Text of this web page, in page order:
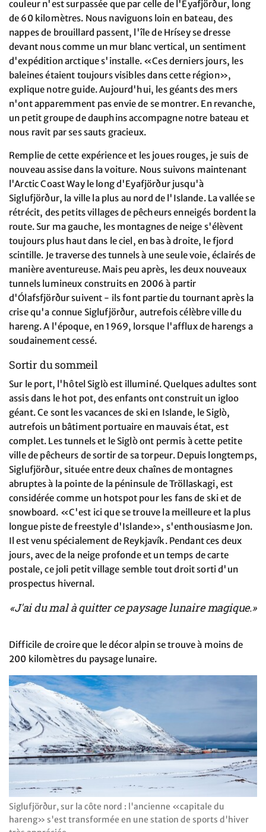
couleur n'est surpassée que par celle de l'Eyafjörður, long
de 60 kilomètres. Nous naviguons loin en bateau, des
nappes de brouillard passent, l'île de Hrísey se dresse
devant nous comme un mur blanc vertical, un sentiment
d'expédition arctique s'installe. «Ces derniers jours, les
baleines étaient toujours visibles dans cette région»,
explique notre guide. Aujourd'hui, les géants des mers
n'ont apparemment pas envie de se montrer. En revanche,
un petit groupe de dauphins accompagne notre bateau et
nous ravit par ses sauts gracieux.
Remplie de cette expérience et les joues rouges, je suis de
nouveau assise dans la voiture. Nous suivons maintenant
l'Arctic Coast Way le long d'Eyafjörður jusqu'à
Siglufjörður, la ville la plus au nord de l'Islande. La vallée se
rétrécit, des petits villages de pêcheurs enneigés bordent la
route. Sur ma gauche, les montagnes de neige s'élèvent
toujours plus haut dans le ciel, en bas à droite, le fjord
scintille. Je traverse des tunnels à une seule voie, éclairés de
manière aventureuse. Mais peu après, les deux nouveaux
tunnels lumineux construits en 2006 à partir
d'Ólafsfjörður suivent - ils font partie du tournant après la
crise qu'a connue Siglufjörður, autrefois célèbre ville du
hareng. A l'époque, en 1969, lorsque l'afflux de harengs a
soudainement cessé.
Sortir du sommeil
Sur le port, l'hôtel Siglò est illuminé. Quelques adultes sont
assis dans le hot pot, des enfants ont construit un igloo
géant. Ce sont les vacances de ski en Islande, le Siglò,
autrefois un bâtiment portuaire en mauvais état, est
complet. Les tunnels et le Siglò ont permis à cette petite
ville de pêcheurs de sortir de sa torpeur. Depuis longtemps,
Siglufjörður, située entre deux chaînes de montagnes
abruptes à la pointe de la péninsule de Tröllaskagi, est
considérée comme un hotspot pour les fans de ski et de
snowboard. «C'est ici que se trouve la meilleure et la plus
longue piste de freestyle d'Islande», s'enthousiasme Jon.
Il est venu spécialement de Reykjavík. Pendant ces deux
jours, avec de la neige profonde et un temps de carte
postale, ce joli petit village semble tout droit sorti d'un
prospectus hivernal.
«J'ai du mal à quitter ce paysage lunaire magique.»
Difficile de croire que le décor alpin se trouve à moins de
200 kilomètres du paysage lunaire.
Siglufjörður, sur la côte nord : l'ancienne «capitale du
hareng» s'est transformée en une station de sports d'hiver